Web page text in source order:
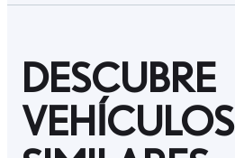
DESCUBRE
VEHÍCULOS